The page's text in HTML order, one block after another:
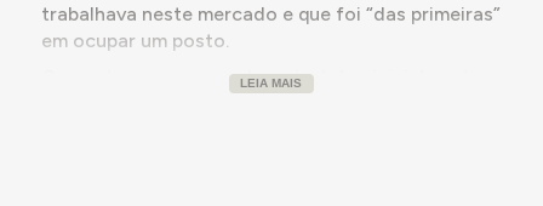
trabalhava neste mercado e que foi “das primeiras”
em ocupar um posto.
Comenta que o mercado se instalou inicialmente
LEIA MAIS